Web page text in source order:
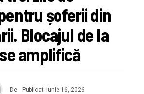
șoferii din
Blocajul de la
amplifică
De Publicat iunie 16, 2026